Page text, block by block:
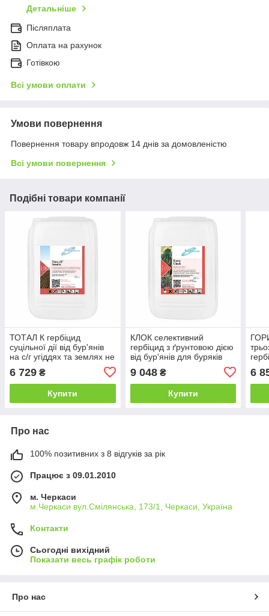
Детальніше
Післяплата
Оплата на рахунок
Готівкою
Всі умови оплати
Умови повернення
Повернення товару впродовж 14 днів за домовленістю
Всі умови повернення
Подібні товари компанії
ТОТАЛ К гербіцид
суцільної дії від бур'янів
на с/г угіддях та землях не
(Хімагромаркетинг) 20 л
6 729 ₴
Купити
КЛОК селективний
гербіцид з ґрунтовою дією
від бур'янів для буряків
(Хімагромаркетинг) 20 л
9 048₴
Купити
6
Про нас
100% позитивних з 8 відгуків за рік
Працює з 09.01.2010
м. Черкаси
м.Черкаси вул.Смілянська, 173/1, Черкаси, Україна
Контакти
Сьогодні вихідний
Показати весь графік роботи
Про нас